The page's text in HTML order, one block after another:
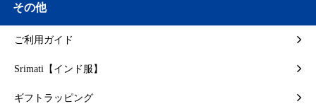
その他
ご利用ガイド
Srimati【インド服】
ギフトラッピング